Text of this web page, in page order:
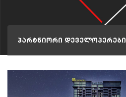
პარტნიორი დეველოპერები